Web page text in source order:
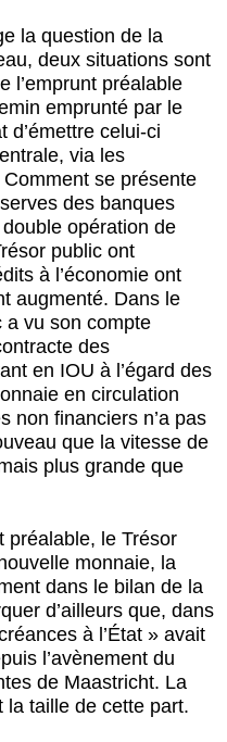
la question de la
deux situations sont
l’emprunt préalable
emprunté par le
d’émettre celui-ci
via les
se présente
des banques
opération de
public ont
à l’économie ont
augmenté. Dans le
a vu son compte
des
en IOU à l’égard des
en circulation
non financiers n’a pas
que la vitesse de
plus grande que
préalable, le Trésor
monnaie, la
dans le bilan de la
d’ailleurs que, dans
à l’État » avait
l’avènement du
de Maastricht. La
la taille de cette part.